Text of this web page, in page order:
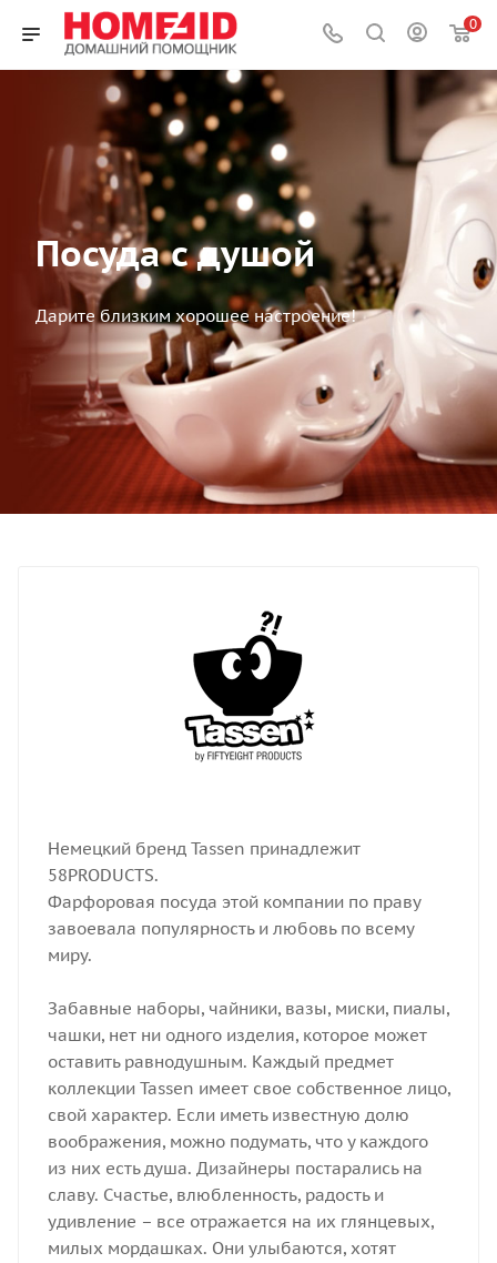
0
Посуда с душой
Дарите близким хорошее настроение!
Немецкий бренд Tassen принадлежит
58PRODUCTS.
Фарфоровая посуда этой компании по праву
завоевала популярность и любовь по всему
миру.
Забавные наборы, чайники, вазы, миски, пиалы,
чашки, нет ни одного изделия, которое может
оставить равнодушным. Каждый предмет
коллекции Tassen имеет свое собственное лицо,
свой характер. Если иметь известную долю
воображения, можно подумать, что у каждого
из них есть душа. Дизайнеры постарались на
славу. Счастье, влюбленность, радость и
удивление – все отражается на их глянцевых,
милых мордашках. Они улыбаются, хотят